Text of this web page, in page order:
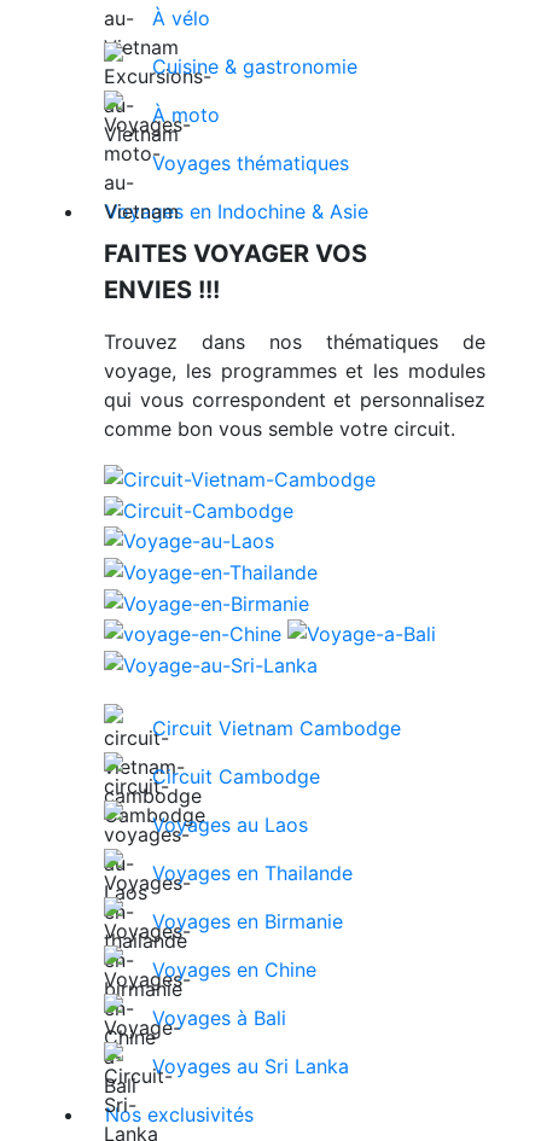
À vélo
Cuisine & gastronomie
À moto
Voyages thématiques
Voyages en Indochine & Asie
FAITES VOYAGER VOS
ENVIES !!!
Trouvez dans nos thématiques de
voyage, les programmes et les modules
qui vous correspondent et personnalisez
comme bon vous semble votre circuit.
Circuit Vietnam Cambodge
Circuit Cambodge
Voyages au Laos
Voyages en Thailande
Voyages en Birmanie
Voyages en Chine
Voyages à Bali
Voyages au Sri Lanka
Nos exclusivités